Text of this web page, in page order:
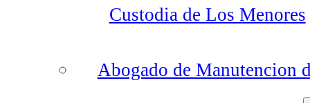
Custodia de Los Menores
Abogado de Manutencion